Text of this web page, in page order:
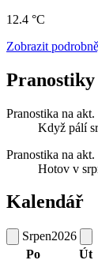
12.4 °C
Zobrazit
Pranostiky
Pranostika na akt.
Když pálí
Pranostika na akt.
Hotov v
Kalendář
Srpen2026
Po
Út